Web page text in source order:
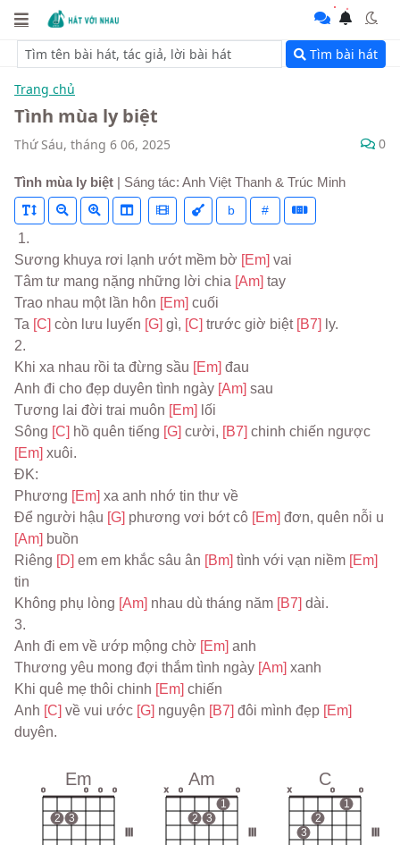
Tìm bài hát
Trang chủ
Tình mùa ly biệt
Thứ Sáu, tháng 6 06, 2025 0
Tình mùa ly biệt | Sáng tác: Anh Việt Thanh & Trúc Minh
b #
1.
Sương khuya rơi lạnh ướt mềm bờ [Em] vai
Tâm tư mang nặng những lời chia [Am] tay
Trao nhau một lần hôn [Em] cuối
Ta [C] còn lưu luyến [G] gì, [C] trước giờ biệt [B7] ly.
2.
Khi xa nhau rồi ta đừng sầu [Em] đau
Anh đi cho đẹp duyên tình ngày [Am] sau
Tương lai đời trai muôn [Em] lối
Sông [C] hồ quên tiếng [G] cười, [B7]
[Em] xuôi.
ĐK:
Phương [Em] xa anh nhớ tin thư về
Để người hậu [G] phương vơi bớt cô [Em]
[Am] buồn
Riêng [D] em em khắc sâu ân [Bm] tình với vạn niềm
tin
Không phụ lòng [Am] nhau dù tháng năm [B7] dài.
3.
Anh đi em về ướp mộng chờ [Em] anh
Thương yêu mong đợi thắm tình ngày [Am] xanh
Khi quê mẹ thôi chinh [Em] chiến
Anh [C] về vui ước [G] nguyện [B7] đôi mình đẹp
duyên.
Em
o
2 3
o o o
Am
x o
2 3
1
o
C
x
3
2
o
1
o